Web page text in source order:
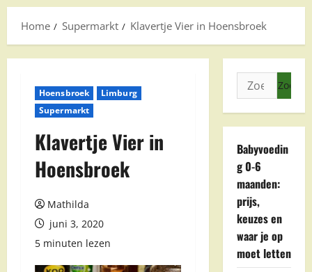
Home
Supermarkt Klavertje Vier in Hoensbroek
Hoensbroek
Limburg
Supermarkt
Klavertje Vier in
Hoensbroek
Mathilda
juni 3, 2020
5 minuten lezen
Zoeken
naar:
Babyvoedin
g 0-6
maanden:
prijs,
keuzes en
waar je op
moet letten